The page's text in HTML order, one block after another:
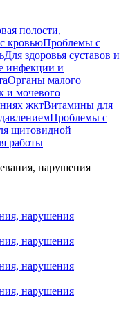
полости,
кровьюПроблемы с
Для здоровья суставов и
инфекции и
Органы малого
и мочевого
жктВитамины для
Проблемы с
щитовидной
работы
нарушения